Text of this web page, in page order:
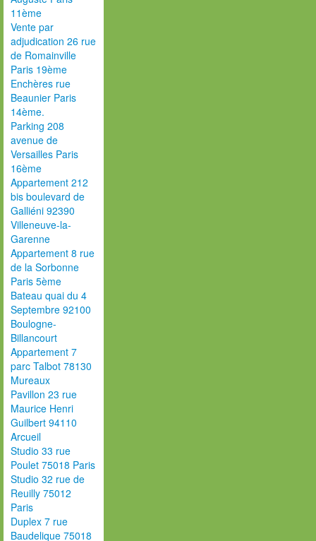
11ème
Vente par
adjudication 26 rue
de Romainville
Paris 19ème
Enchères rue
Beaunier Paris
14ème.
Parking 208
avenue de
Versailles Paris
16ème
Appartement 212
bis boulevard de
Galliéni 92390
Villeneuve-la-
Garenne
Appartement 8 rue
de la Sorbonne
Paris 5ème
Bateau quai du 4
Septembre 92100
Boulogne-
Billancourt
Appartement 7
parc Talbot 78130
Mureaux
Pavillon 23 rue
Maurice Henri
Guilbert 94110
Arcueil
Studio 33 rue
Poulet 75018 Paris
Studio 32 rue de
Reuilly 75012
Paris
Duplex 7 rue
Baudelique 75018